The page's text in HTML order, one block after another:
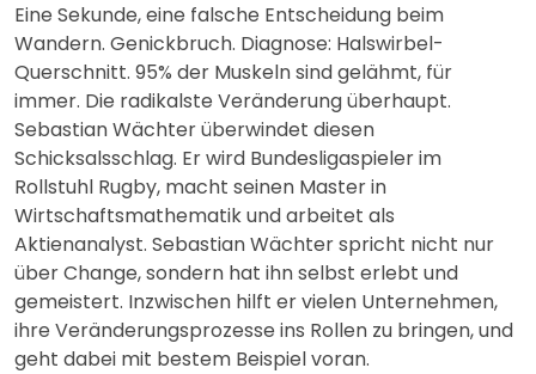
Eine Sekunde, eine falsche Entscheidung beim
Wandern. Genickbruch. Diagnose: Halswirbel-
Querschnitt. 95% der Muskeln sind gelähmt, für
immer. Die radikalste Veränderung überhaupt.
Sebastian Wächter überwindet diesen
Schicksalsschlag. Er wird Bundesligaspieler im
Rollstuhl Rugby, macht seinen Master in
Wirtschaftsmathematik und arbeitet als
Aktienanalyst. Sebastian Wächter spricht nicht nur
über Change, sondern hat ihn selbst erlebt und
gemeistert. Inzwischen hilft er vielen Unternehmen,
ihre Veränderungsprozesse ins Rollen zu bringen, und
geht dabei mit bestem Beispiel voran.